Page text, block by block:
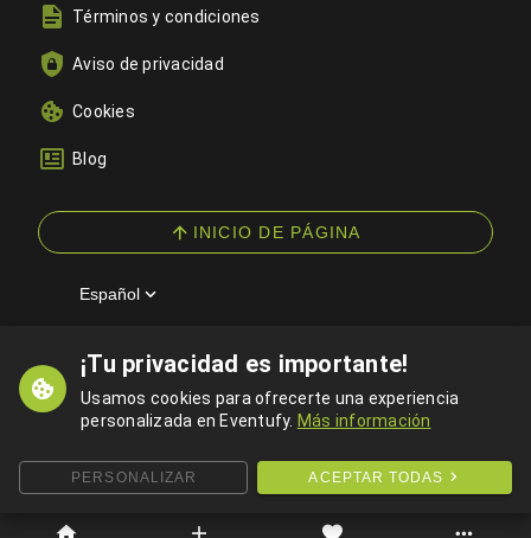
¡Tu privacidad es importante!
Usamos cookies para ofrecerte una experiencia
personalizada en Eventufy. Más información
PERSONALIZAR ACEPTAR TODAS
Términos y condiciones
Aviso de privacidad
Cookies
Blog
INICIO DE PÁGINA
Español